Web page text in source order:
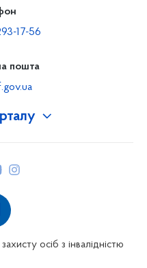
17-56
пошта
осіб з інвалідністю